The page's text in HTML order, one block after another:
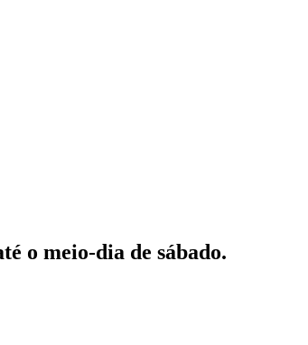
o meio-dia de sábado.